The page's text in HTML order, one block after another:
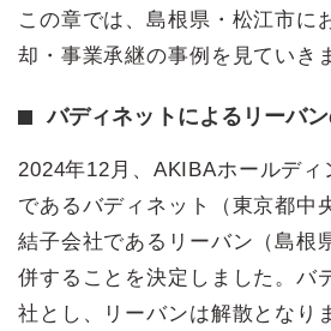
この章では、島根県・松江市に
却・事業承継の事例を見ていき
バディネットによるリーバ
2024年12月、AKIBAホールデ
であるバディネット（東京都中
結子会社であるリーバン（島根
併することを決定しました。バ
社とし、リーバンは解散となり